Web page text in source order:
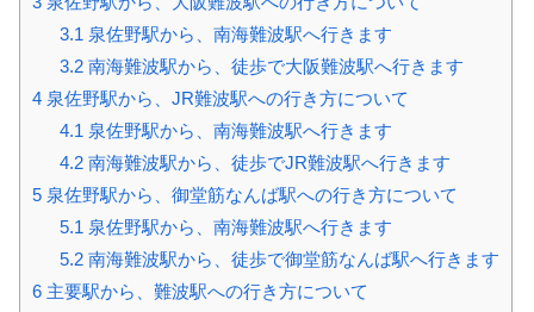
3.1 泉佐野駅から、南海難波駅へ行きます
3.2南海難波駅から、徒歩で大阪難波駅へ行きます
4 泉佐野駅から、JR難波駅への行き方について
4.1 泉佐野駅から、南海難波駅へ行きます
4.2南海難波駅から、徒歩でJR難波駅へ行きます
5 泉佐野駅から、御堂筋なんば駅への行き方について
5.1 泉佐野駅から、南海難波駅へ行きます
5.2南海難波駅から、徒歩で御堂筋なんば駅へ行きます
6 主要駅から、難波駅への行き方について